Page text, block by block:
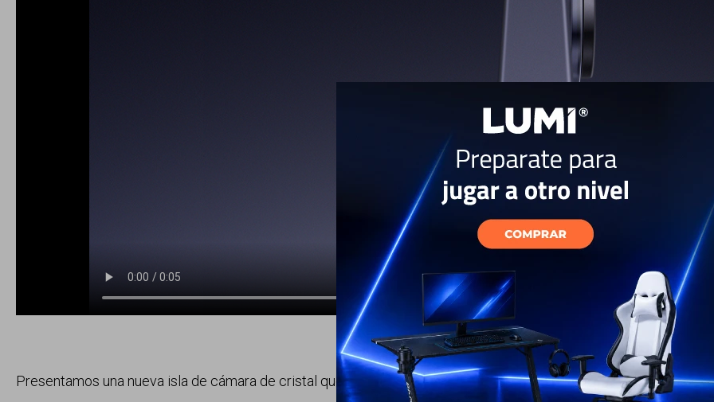
Presentamos una nueva isla de cámara de cristal que se integra perfectamente en el dispositivo como parte de